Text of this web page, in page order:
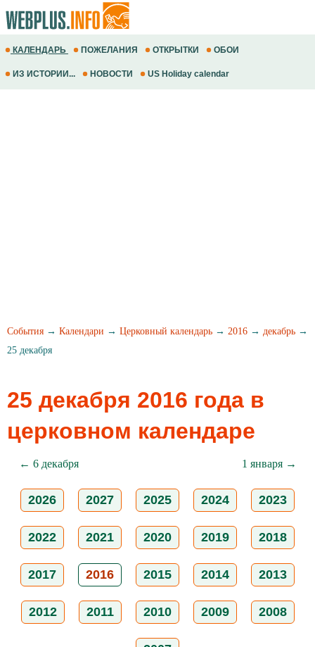
КАЛЕНДАРЬ ПОЖЕЛАНИЯ ОТКРЫТКИ ОБОИ
ИЗ ИСТОРИИ... НОВОСТИ US Holiday calendar
События → Календари → Церковный календарь → 2016 → декабрь →
25 декабря
25 декабря 2016 года в
церковном календаре
← 6 декабря 1 января →
2026 2027 2025 2024 2023
2022 2021 2020 2019 2018
2017 2016 2015 2014 2013
2012 2011 2010 2009 2008